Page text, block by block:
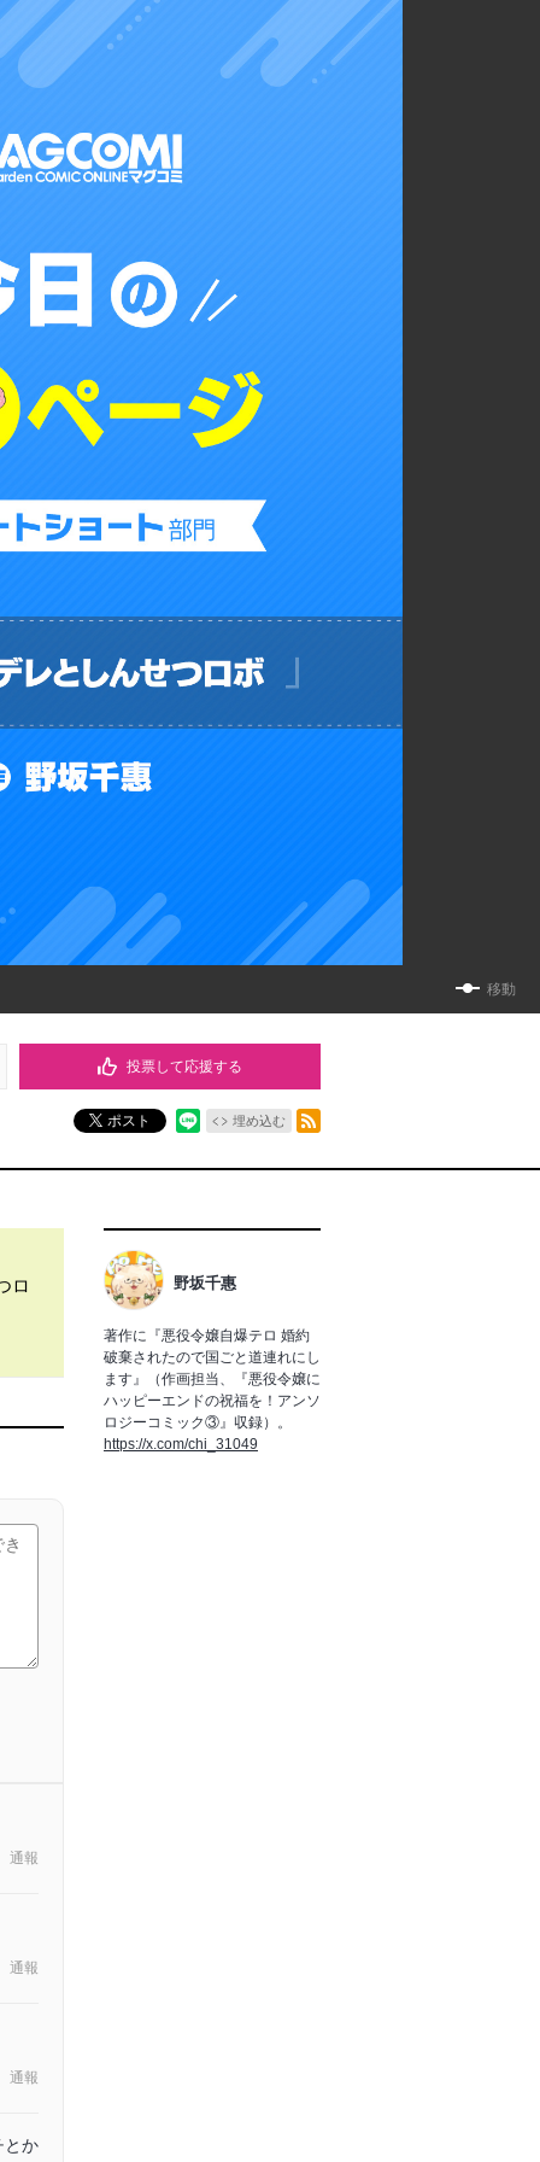
移動
投票して応援する
ポスト 埋め込む
ロ
通報
通報
通報
とか
野坂千惠
著作に『悪役令嬢自爆テロ 婚約
破棄されたので国ごと道連れにし
ます』（作画担当、『悪役令嬢に
ハッピーエンドの祝福を！アンソ
ロジーコミック③』収録）。
https://x.com/chi_31049